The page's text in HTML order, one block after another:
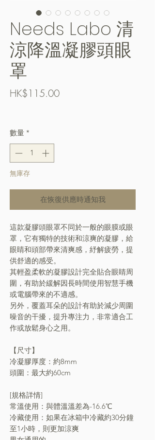
Needs Labo 清
涼降溫凝膠頭眼
罩
HK$115.00價
數量 *
無庫存
在恢復供應時通知我
這款凝膠頭眼罩不同於一般的眼膜或眼
罩，它有獨特的技術和涼爽的凝膠，給
眼睛和頭部帶來清爽感，紓解疲勞，提
供舒適的感受。
其輕盈柔軟的凝膠設計完全貼合眼睛周
圍，有助於緩解因長時間使用智慧手機
或電腦帶來的不適感。
另外，覆蓋耳朵的設計有助於減少周圍
噪音的干擾，提升專注力，非常適合工
作或放鬆身心之用。
【尺寸】
冷凝膠厚度：約8mm
頭圍：最大約60cm
[規格詳情]
常溫使用：與體溫溫差為-16.6℃
冷藏使用：如果在冰箱中冷藏約30分鐘
至1小時，則更加涼爽